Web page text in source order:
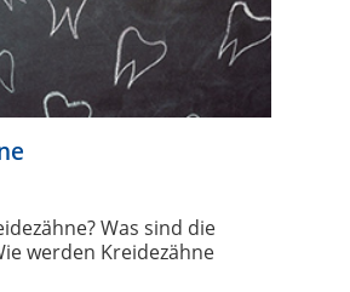
Was sind die
werden Kreidezähne